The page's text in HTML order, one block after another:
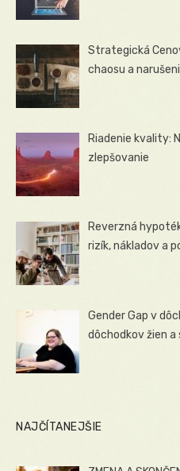
Strategická
chaosu a
Riadenie kvality:
zlepšovanie
Reverzná
rizík, nákladov a
Gender Gap v
dôchodkov žien
NAJČÍTANEJŠIE